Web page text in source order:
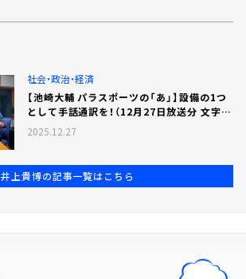
社会・政治・経済
【池崎大輔 パラスポーツの「あ」】設備の1つ
として手話通訳を！（12月27日放送分 文字お
こし）
2025.12.27
井上貴博の記事一覧はこちら